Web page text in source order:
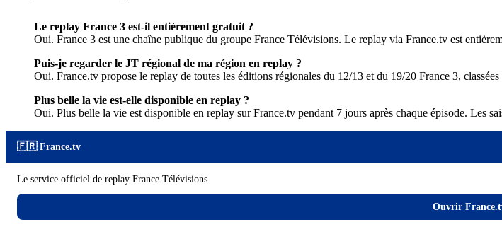
Le replay France 3 est-il entièrement gratuit ?
Oui. France 3 est une chaîne publique du groupe France Télévisions. Le replay via France.tv est
Puis-je regarder le JT régional de ma région en replay ?
Oui. France.tv propose le replay de toutes les éditions régionales du 12/13 et du 19/20 France 3,
Plus belle la vie est-elle disponible en replay ?
Oui. Plus belle la vie est disponible en replay sur France.tv pendant 7 jours après chaque épisode. Les
🇫🇷 France.tv
Le service officiel de replay France Télévisions.
Ouvrir